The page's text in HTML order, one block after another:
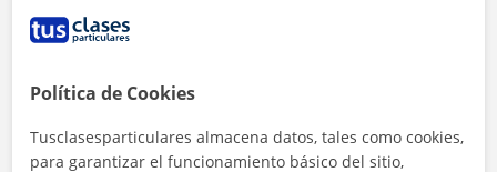
Contacta con Carla
Tarifa
1ª clase gratis
Política de Cookies
Tusclasesparticulares almacena datos, tales como cookies,
para garantizar el funcionamiento básico del sitio,